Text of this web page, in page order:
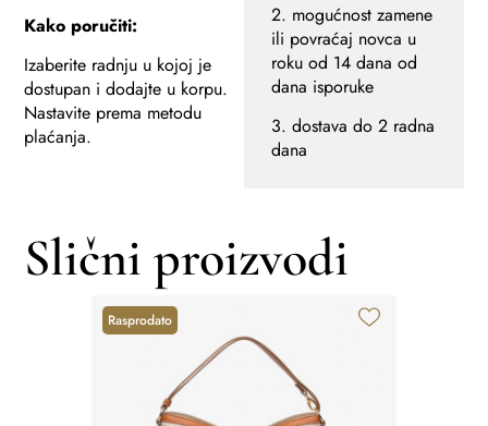
Kako poručiti:
Izaberite radnju u kojoj je
dostupan i dodajte u korpu.
Nastavite prema metodu
plaćanja.
2. mogućnost zamene
ili povraćaj novca u
roku od 14 dana od
dana isporuke
3. dostava do 2 radna
dana
Slični proizvodi
Rasprodato